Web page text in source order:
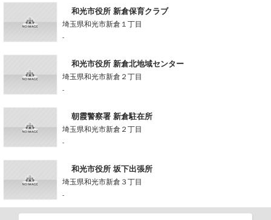
和光市役所 新倉保育クラブ
埼玉県和光市新倉１丁目
-
和光市役所 新倉北地域センター
埼玉県和光市新倉２丁目
-
朝霞警察署 新倉駐在所
埼玉県和光市新倉２丁目
-
和光市役所 坂下出張所
埼玉県和光市新倉３丁目
-